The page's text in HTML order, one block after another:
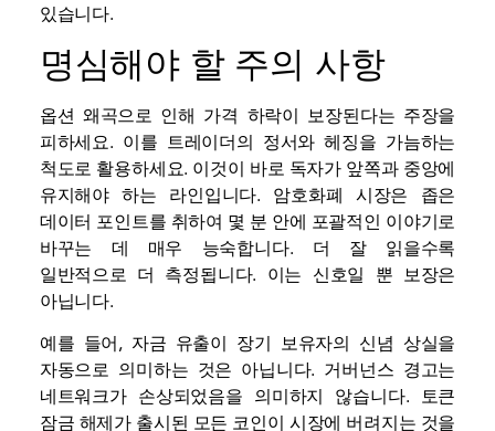
있습니다.
명심해야 할 주의 사항
옵션 왜곡으로 인해 가격 하락이 보장된다는 주장을
피하세요. 이를 트레이더의 정서와 헤징을 가늠하는
척도로 활용하세요. 이것이 바로 독자가 앞쪽과 중앙에
유지해야 하는 라인입니다. 암호화폐 시장은 좁은
데이터 포인트를 취하여 몇 분 안에 포괄적인 이야기로
바꾸는 데 매우 능숙합니다. 더 잘 읽을수록
일반적으로 더 측정됩니다. 이는 신호일 뿐 보장은
아닙니다.
예를 들어, 자금 유출이 장기 보유자의 신념 상실을
자동으로 의미하는 것은 아닙니다. 거버넌스 경고는
네트워크가 손상되었음을 의미하지 않습니다. 토큰
잠금 해제가 출시된 모든 코인이 시장에 버려지는 것을